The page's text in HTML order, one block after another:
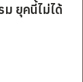
ยุคนี้ไม่ได้